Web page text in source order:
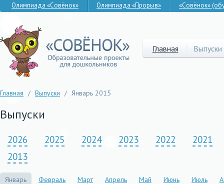
Олимпиада «Совёнок» Олимпиада «Прорыв» «Совёнок»
Главная Выпуски
Главная / Выпуски / Январь 2015
Выпуски
2026 2025 2024 2023 2022
2021
2013
Январь Февраль Март Апрель Май Июнь Июль